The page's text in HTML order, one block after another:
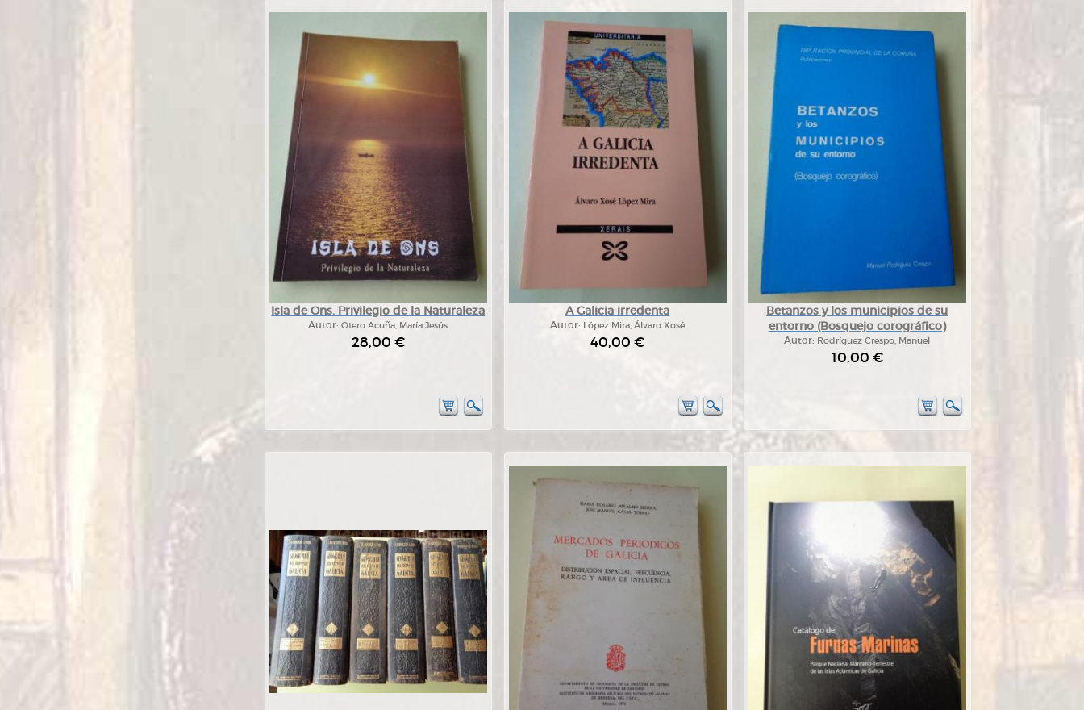
Isla de Ons. Privilegio de la Naturaleza
Autor:Otero Acuña, María Jesús
28,00 €
A Galicia irredenta
Autor: López Mira, Álvaro Xosé
40,00 €
Betanzos y los municipios de su
entorno (Bosquejo corográfico)
Autor: Rodríguez Crespo, Manuel
10,00 €